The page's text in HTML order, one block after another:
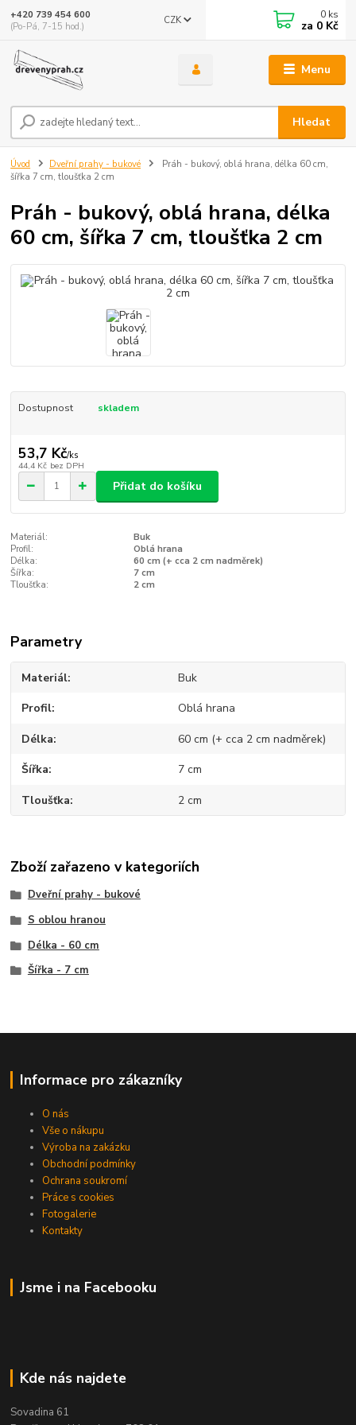
Menu
CZK
Hledat
+420 739 454 600
(Po-Pá, 7-15 hod.)
0 ks
za 0 Kč
Úvod Dveřní prahy - bukové
Práh - bukový, oblá hrana, délka 60 cm,
šířka 7 cm, tloušťka 2 cm
Práh - bukový, oblá hrana, délka
60 cm, šířka 7 cm, tloušťka 2 cm
Dostupnost skladem
53,7 Kč/ks
44,4 Kč bez DPH
Přidat do košíku
Materiál:
Buk
Profil:
Oblá hrana
Délka:
60 cm (+ cca 2 cm nadměrek)
Šířka:
7 cm
Tloušťka:
2 cm
Parametry
Materiál Buk
Profil Oblá hrana
Délka 60 cm (+ cca 2 cm nadměrek)
Šířka 7 cm
Tloušťka 2 cm
Zboží zařazeno v kategoriích
Dveřní prahy - bukové
S oblou hranou
Délka - 60 cm
Šířka - 7 cm
Informace pro zákazníky
O nás
Vše o nákupu
Výroba na zakázku
Obchodní podmínky
Ochrana soukromí
Práce s cookies
Fotogalerie
Kontakty
Jsme i na Facebooku
Kde nás najdete
Sovadina 61